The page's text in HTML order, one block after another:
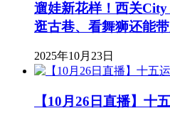
遛娃新花样！西关City
逛古巷、看舞狮还能
2025年10月23日
【10月26日直播】十